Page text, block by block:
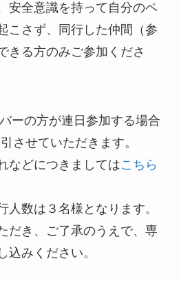
安全意識を持って自分のペ
こさず、同行した仲間（参
きる方のみご参加くださ
ーの方が連日参加する場合
させていただきます。
などにつきましてはこちら
数は３名様となります。
だき、ご了承のうえで、専
込みください。